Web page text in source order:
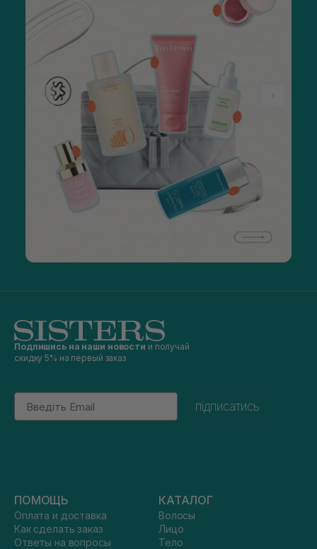
Подпишись на наши новости и получай
скидку 5% на первый заказ
Email
підписатись
ПОМОЩЬ
Оплата и доставка
Как сделать заказ
Ответы на вопросы
КАТАЛОГ
Волосы
Лицо
Тело